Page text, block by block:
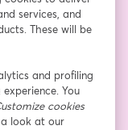
参加
services, and
These will be
and profiling
You
cookies
look at our